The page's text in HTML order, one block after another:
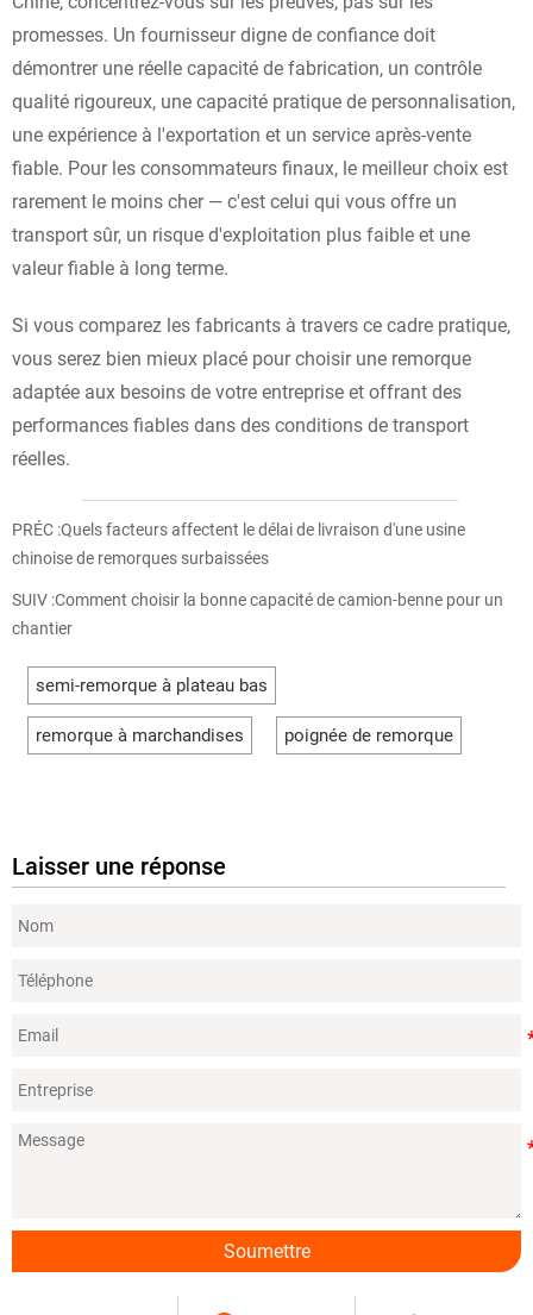
promesses. Un fournisseur digne de confiance doit
démontrer une réelle capacité de fabrication, un contrôle
qualité rigoureux, une capacité pratique de personnalisation,
une expérience à l'exportation et un service après-vente
fiable. Pour les consommateurs finaux, le meilleur choix est
rarement le moins cher — c'est celui qui vous offre un
transport sûr, un risque d'exploitation plus faible et une
valeur fiable à long terme.
Si vous comparez les fabricants à travers ce cadre pratique,
vous serez bien mieux placé pour choisir une remorque
adaptée aux besoins de votre entreprise et offrant des
performances fiables dans des conditions de transport
réelles.
PRÉC :Quels facteurs affectent le délai de livraison d'une usine
chinoise de remorques surbaissées
SUIV :Comment choisir la bonne capacité de camion-benne pour un
chantier
semi-remorque à plateau bas
remorque à marchandises poignée de remorque
Laisser une réponse
Soumettre